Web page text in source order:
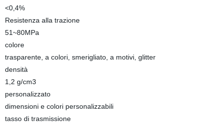
<0,4%
Resistenza alla trazione
51~80MPa
colore
trasparente, a colori, smerigliato, a motivi, glitter
densità
1,2 g/cm3
personalizzato
dimensioni e colori personalizzabili
tasso di trasmissione